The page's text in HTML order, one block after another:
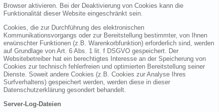
Browser aktivieren. Bei der Deaktivierung von Cookies kann die
Funktionalität dieser Website eingeschränkt sein.
Cookies, die zur Durchführung des elektronischen
Kommunikationsvorgangs oder zur Bereitstellung bestimmter, von Ihnen
erwünschter Funktionen (z.B. Warenkorbfunktion) erforderlich sind, werden
auf Grundlage von Art. 6 Abs. 1 lit. f DSGVO gespeichert. Der
Websitebetreiber hat ein berechtigtes Interesse an der Speicherung von
Cookies zur technisch fehlerfreien und optimierten Bereitstellung seiner
Dienste. Soweit andere Cookies (z.B. Cookies zur Analyse Ihres
Surfverhaltens) gespeichert werden, werden diese in dieser
Datenschutzerklärung gesondert behandelt.
Server-Log-Dateien